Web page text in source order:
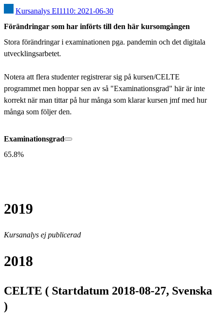
Kursanalys EI1110: 2021-06-30
Förändringar som har införts till den här kursomgången
Stora förändringar i examinationen pga. pandemin och det digitala
utvecklingsarbetet.
Notera att flera studenter registrerar sig på kursen/CELTE
programmet men hoppar sen av så "Examinationsgrad" här är inte
korrekt när man tittar på hur många som klarar kursen jmf med hur
många som följer den.
Examinationsgrad
65.8%
2019
Kursanalys ej publicerad
2018
CELTE ( Startdatum 2018-08-27, Svenska
)